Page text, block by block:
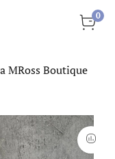
0
MRoss Boutique